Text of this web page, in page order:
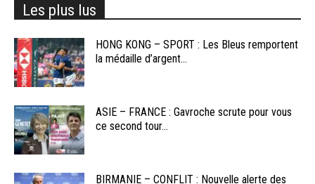
Les plus lus
HONG KONG – SPORT : Les Bleus remportent
la médaille d’argent...
ASIE – FRANCE : Gavroche scrute pour vous
ce second tour...
BIRMANIE – CONFLIT : Nouvelle alerte des